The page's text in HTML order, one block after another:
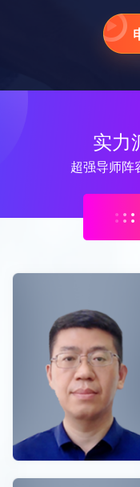
实力
超强导师阵